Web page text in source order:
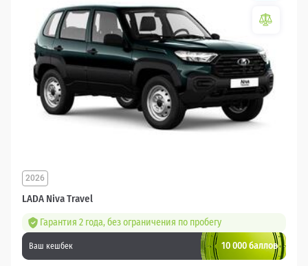
LADA Niva Travel
2026
Гарантия 2 года, без ограничения по пробегу
Ваш кешбек 10 000 баллов